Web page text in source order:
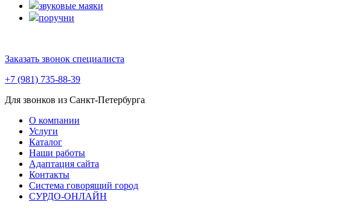
звуковые маяки
поручни
Заказать звонок специалиста
+7 (981) 735-88-39
Для звонков из Санкт-Петербурга
О компании
Услуги
Каталог
Наши работы
Адаптация сайта
Контакты
Система говорящий город
СУРДО-ОНЛАЙН